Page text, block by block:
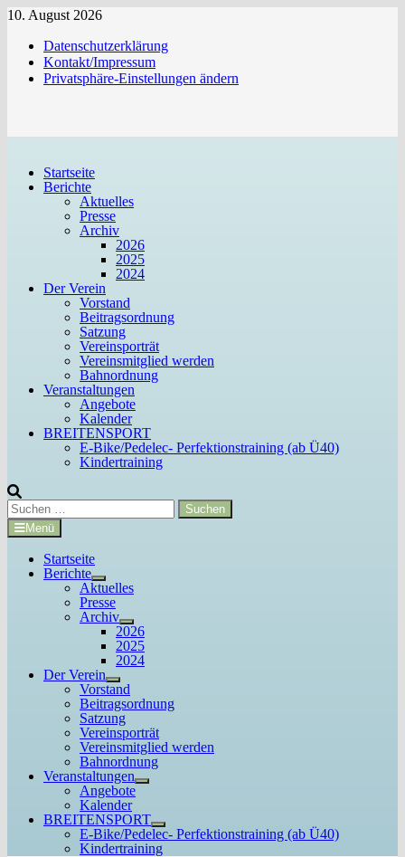
Zum
springen
10. August 2026
Datenschutzerklärung
Kontakt/Impressum
Privatsphäre-Einstellungen ändern
Startseite
Berichte
Aktuelles
Presse
Archiv
2026
2025
2024
Der Verein
Vorstand
Beitragsordnung
Satzung
Vereinsporträt
Vereinsmitglied werden
Bahnordnung
Veranstaltungen
Angebote
Kalender
BREITENSPORT
E-Bike/Pedelec- Perfektionstraining (ab Ü40)
Kindertraining
Suchen
nach:
Menü
Startseite
Berichte
Untermenü
anzeigen
Aktuelles
Presse
Archiv
Untermenü
anzeigen
2026
2025
2024
Der Verein
Untermenü
anzeigen
Vorstand
Beitragsordnung
Satzung
Vereinsporträt
Vereinsmitglied werden
Bahnordnung
Veranstaltungen
Untermenü
Angebote
Kalender
BREITENSPORT
Untermenü
anzeigen
E-Bike/Pedelec- Perfektionstraining (ab Ü40)
Kindertraining